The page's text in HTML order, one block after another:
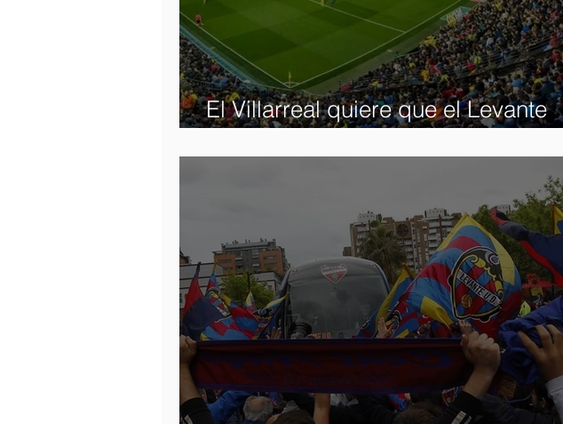
El Villarreal quiere que el Levante
permanezca en la B